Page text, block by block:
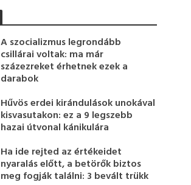
A szocializmus legrondább
csillárai voltak: ma már
százezreket érhetnek ezek a
darabok
Hűvös erdei kirándulások unokával
kisvasutakon: ez a 9 legszebb
hazai útvonal kánikulára
Ha ide rejted az értékeidet
nyaralás előtt, a betörők biztos
meg fogják találni: 3 bevált trükk